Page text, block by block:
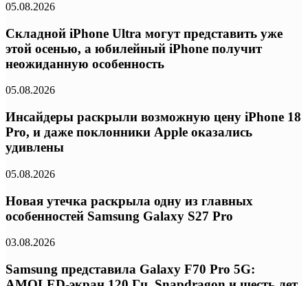
05.08.2026
Складной iPhone Ultra могут представить уже
этой осенью, а юбилейный iPhone получит
неожиданную особенность
05.08.2026
Инсайдеры раскрыли возможную цену iPhone 18
Pro, и даже поклонники Apple оказались
удивлены
05.08.2026
Новая утечка раскрыла одну из главных
особенностей Samsung Galaxy S27 Pro
03.08.2026
Samsung представила Galaxy F70 Pro 5G: